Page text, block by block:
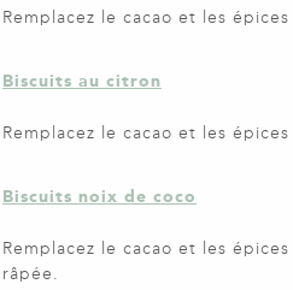
Remplacez le cacao et les
Biscuits au citron
Remplacez le cacao et les
Biscuits noix de coco
Remplacez le cacao et les
râpée.